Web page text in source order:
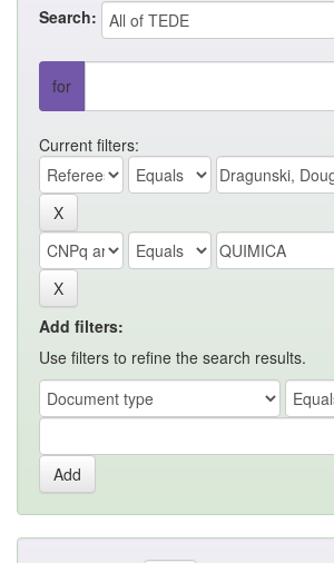
Search:
for
Current filters:
Add filters:
Use filters to refine the search results.